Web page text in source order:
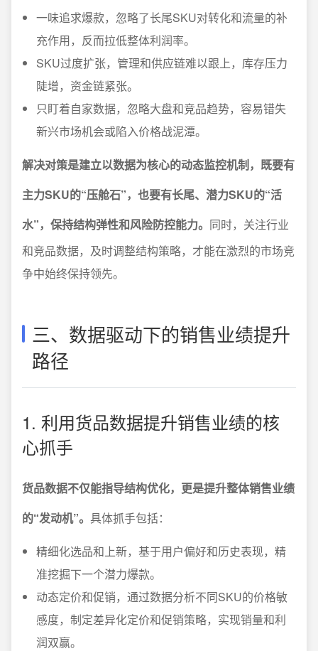
一味追求爆款，忽略了长尾SKU对转化和流量的补
充作用，反而拉低整体利润率。
SKU过度扩张，管理和供应链难以跟上，库存压力
陡增，资金链紧张。
只盯着自家数据，忽略大盘和竞品趋势，容易错失
新兴市场机会或陷入价格战泥潭。
解决对策是建立以数据为核心的动态监控机制，既要有
主力SKU的“压舱石”，也要有长尾、潜力SKU的“活
水”，保持结构弹性和风险防控能力。 同时，关注行业
和竞品数据，及时调整结构策略，才能在激烈的市场竞
争中始终保持领先。
三、数据驱动下的销售业绩提升
路径
1. 利用货品数据提升销售业绩的核
心抓手
货品数据不仅能指导结构优化，更是提升整体销售业绩
的“发动机”。 具体抓手包括：
精细化选品和上新，基于用户偏好和历史表现，精
准挖掘下一个潜力爆款。
动态定价和促销，通过数据分析不同SKU的价格敏
感度，制定差异化定价和促销策略，实现销量和利
润双赢。